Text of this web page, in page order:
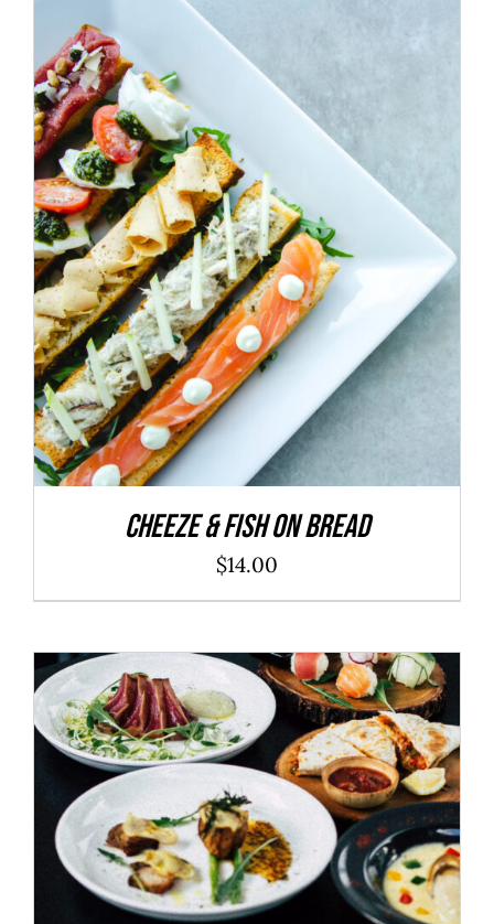
ADD TO CART / DÉTAILS
Cheeze & Fish On Bread
$14.00
ADD TO CART / DÉTAILS